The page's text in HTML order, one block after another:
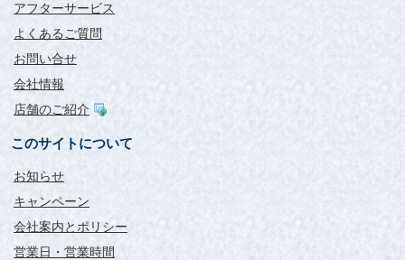
アフターサービス
よくあるご質問
お問い合せ
会社情報
店舗のご紹介
このサイトについて
お知らせ
キャンペーン
会社案内とポリシー
営業日・営業時間